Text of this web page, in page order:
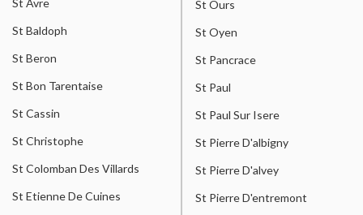
St Avre
St Baldoph
St Beron
St Bon Tarentaise
St Cassin
St Christophe
St Colomban Des Villards
St Etienne De Cuines
St Ours
St Oyen
St Pancrace
St Paul
St Paul Sur Isere
St Pierre D'albigny
St Pierre D'alvey
St Pierre D'entremont